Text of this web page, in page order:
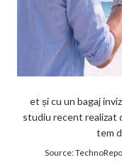
et și cu un bagaj
studiu recent realizat
tem
Source: